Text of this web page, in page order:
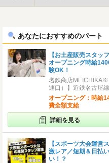
あなたにおすすめのパート
【お土産販売スタッフ
オープニング時給
験OK！
名鉄商店
通口）】近鉄名古屋
オープニング：時給
費全額支給
詳細を見る
【スポーツ大会運営
激レア／短期＆日払
い！？